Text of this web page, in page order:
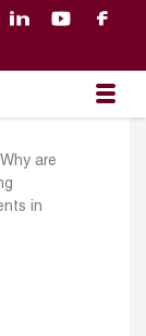
Why are
in